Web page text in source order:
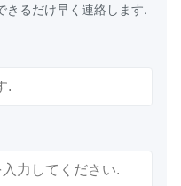
きるだけ早く連絡します.